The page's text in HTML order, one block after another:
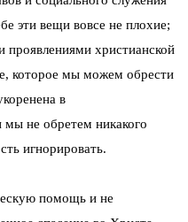
эти вещи вовсе не плохие;
проявлениями христианской
которое мы можем обрести
в
мы не обретем никакого
игнорировать.
помощь и не